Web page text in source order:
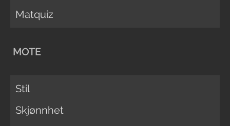
Matquiz
MOTE
Stil
Skjønnhet